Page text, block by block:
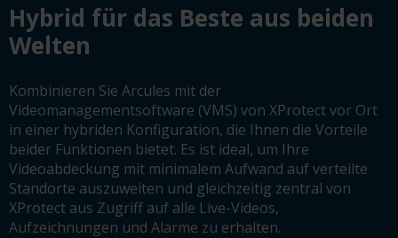
Hybrid für das Beste aus beiden
Welten
Kombinieren Sie Arcules mit der
Videomanagementsoftware (VMS) von XProtect vor Ort
in einer hybriden Konfiguration, die Ihnen die Vorteile
beider Funktionen bietet. Es ist ideal, um Ihre
Videoabdeckung mit minimalem Aufwand auf verteilte
Standorte auszuweiten und gleichzeitig zentral von
XProtect aus Zugriff auf alle Live-Videos,
Aufzeichnungen und Alarme zu erhalten.